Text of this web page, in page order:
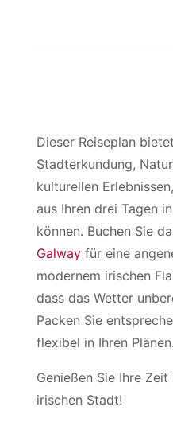
Dieser Reiseplan
Stadterkundung,
kulturellen
aus Ihren drei Tagen
können. Buchen Sie
Galway für eine
modernem irischen
dass das Wetter
Packen Sie
flexibel in Ihren Plänen.
Genießen Sie Ihre
irischen Stadt!